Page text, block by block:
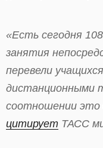
«Есть сегодня
занятия
перевели
дистанционными
соотношении это
цитирует ТАСС